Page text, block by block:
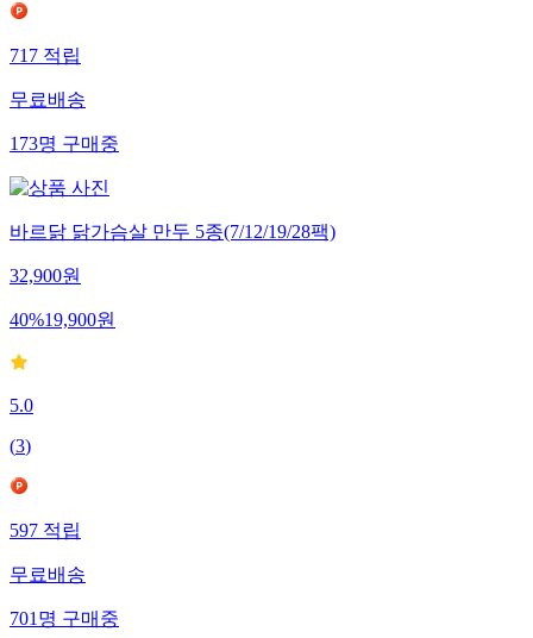
717적립
무료배송
173명구매중
바르닭 닭가슴살 만두 5종(7/12/19/28팩)
32,900원
40%19,900원
5.0
(3)
597적립
무료배송
701명구매중